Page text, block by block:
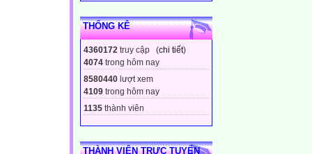
THỐNG KÊ
4360172 truy cập (chi tiết)
4074 trong hôm nay
8580440 lượt xem
4109 trong hôm nay
1135 thành viên
THÀNH VIÊN TRỰC TUYẾN